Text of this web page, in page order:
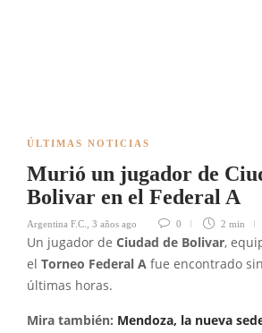
ÚLTIMAS NOTICIAS
Murió un jugador de
Bolivar en el Federal A
Argentina F.C. 3 años ago 0 2 min
Un jugador de Ciudad de Bolivar,
el Torneo Federal A fue encontrado
últimas horas.
Mira también: Mendoza, la nueva